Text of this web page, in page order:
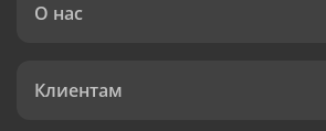
О нас
Клиентам